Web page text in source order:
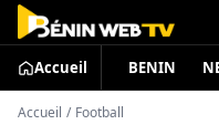
Accueil BENIN
Accueil / Football